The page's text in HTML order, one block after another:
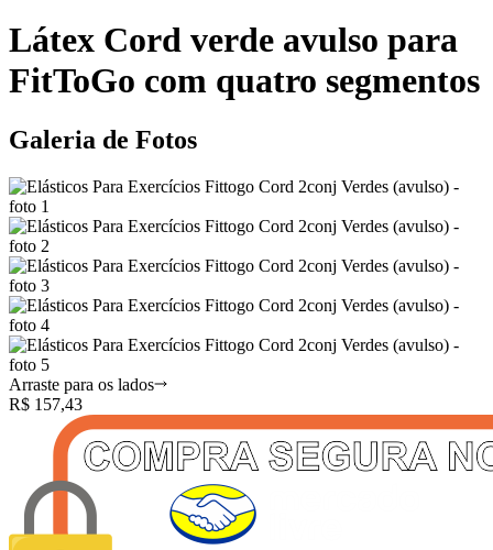
Látex Cord verde avulso para
FitToGo com quatro segmentos
Galeria de Fotos
Arraste para os lados
R$ 157,43